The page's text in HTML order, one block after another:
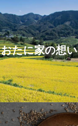
おたに家の想い